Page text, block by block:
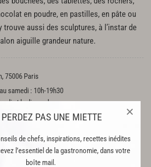
PERDEZ PAS UNE MIETTE
de chefs, inspirations, recettes inédites
l’essentiel de la gastronomie, dans votre
boîte mail.
×
en poudre, en pastilles, en pâte ou
trouve aussi des sculptures, à l’instar de
aiguille grandeur nature.
75006 Paris
samedi : 10h-19h30
et le dimanche